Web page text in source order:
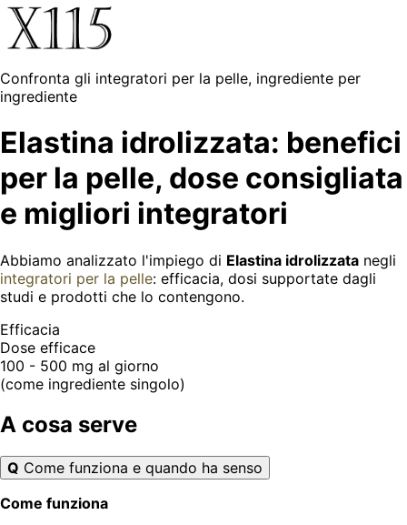
Confronta gli integratori per la pelle, ingrediente per
ingrediente
Elastina idrolizzata: benefici
per la pelle, dose consigliata
e migliori integratori
Abbiamo analizzato l'impiego di Elastina idrolizzata negli
integratori per la pelle: efficacia, dosi supportate dagli
studi e prodotti che lo contengono.
Efficacia
Dose efficace
100 - 500 mg al giorno
(come ingrediente singolo)
A cosa serve
Q Come funziona e quando ha senso
Come funziona